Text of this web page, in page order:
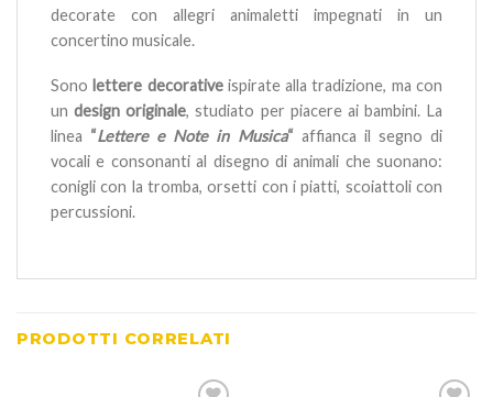
decorate con allegri animaletti impegnati in un
concertino musicale.
Sono lettere decorativeispirate alla tradizione, ma con
undesign originale, studiato per piacere ai bambini. La
linea “Lettere e Note in Musica“affianca il segno di
vocali e consonanti al disegno di animali che suonano:
conigli con la tromba, orsetti con i piatti, scoiattoli con
percussioni.
PRODOTTI CORRELATI